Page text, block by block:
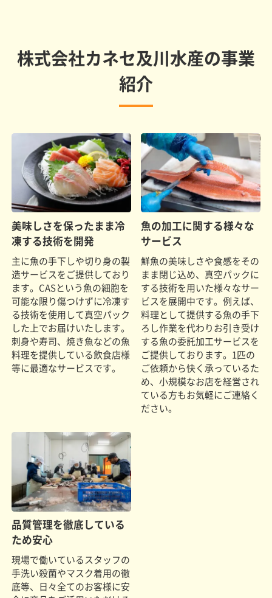
株式会社カネセ及川水産の事業
紹介
美味しさを保ったまま冷
凍する技術を開発
主に魚の手下しや切り身の製
造サービスをご提供しており
ます。CASという魚の細胞を
可能な限り傷つけずに冷凍す
る技術を使用して真空パック
した上でお届けいたします。
刺身や寿司、焼き魚などの魚
料理を提供している飲食店様
等に最適なサービスです。
魚の加工に関する様々な
サービス
鮮魚の美味しさや食感をその
まま閉じ込め、真空パックに
する技術を用いた様々なサー
ビスを展開中です。例えば、
料理として提供する魚の手下
ろし作業を代わりお引き受け
する魚の委託加工サービスを
ご提供しております。1匹の
ご依頼から快く承っているた
め、小規模なお店を経営され
ている方もお気軽にご連絡く
ださい。
品質管理を徹底している
ため安心
現場で働いているスタッフの
手洗い殺菌やマスク着用の徹
底等、日々全てのお客様に安